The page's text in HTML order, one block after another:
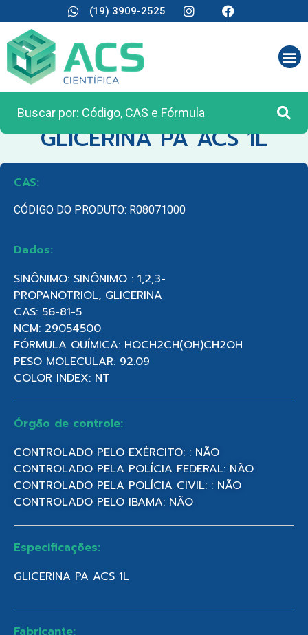
(19) 3909-2525
CATEGORIA:REAGENTES ANALÍTICOS
GLICERINA PA ACS 1L
CAS:
CÓDIGO DO PRODUTO: R08071000
Dados:
SINÔNIMO: SINÔNIMO : 1,2,3-
PROPANOTRIOL, GLICERINA
CAS: 56-81-5
NCM: 29054500
FÓRMULA QUÍMICA: HOCH2CH(OH)CH2OH
PESO MOLECULAR: 92.09
COLOR INDEX: NT
Órgão de controle:
CONTROLADO PELO EXÉRCITO: : NÃO
CONTROLADO PELA POLÍCIA FEDERAL: NÃO
CONTROLADO PELA POLÍCIA CIVIL: : NÃO
CONTROLADO PELO IBAMA: NÃO
Especificações:
GLICERINA PA ACS 1L